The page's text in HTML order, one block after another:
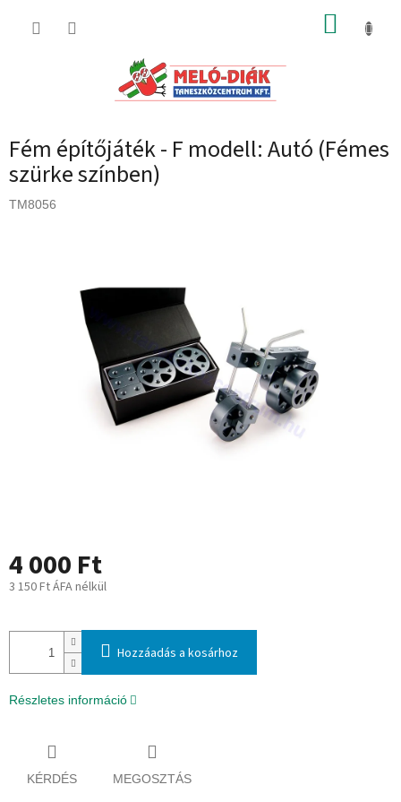
KOSÁR
Fém építőjáték - F modell: Autó (Fémes
szürke színben)
TM8056
4 000 Ft
3 150 Ft ÁFA nélkül
Hozzáadás a kosárhoz
Részletes információ
KÉRDÉS MEGOSZTÁS